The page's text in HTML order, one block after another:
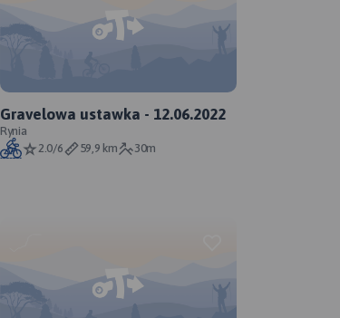
Gravelowa ustawka - 12.06.2022
Rynia
2.0/6
59,9 km 30m